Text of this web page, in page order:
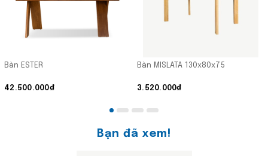
Bàn ESTER
42.500.000₫
Bàn MISLATA 130x80x75
3.520.000₫
Bạn đã xem!